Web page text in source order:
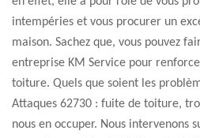
intempéries et vous procurer un
maison. Sachez que, vous pouvez
entreprise KM Service pour
toiture. Quels que soient les
Attaques 62730 : fuite de toiture,
nous en occuper. Nous intervenons